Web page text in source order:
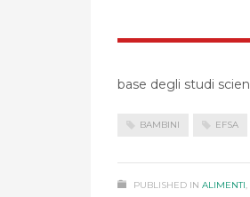
base degli studi
BAMBINI EFSA
PUBLISHED IN ALIMENTI,